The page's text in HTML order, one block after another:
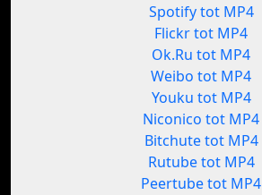
Spotify tot MP4
Flickr tot MP4
Ok.Ru tot MP4
Weibo tot MP4
Youku tot MP4
Niconico tot MP4
Bitchute tot MP4
Rutube tot MP4
Peertube tot MP4